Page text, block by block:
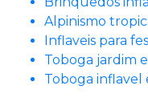
Alpinismo
Inflaveis para
Toboga jardim
Toboga inflavel